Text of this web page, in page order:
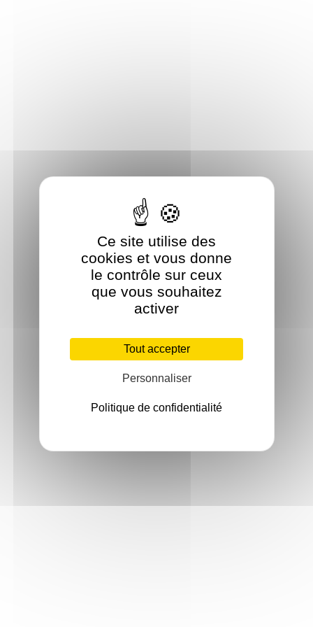
Ce site utilise des
cookies et vous donne
le contrôle sur ceux
que vous souhaitez
activer
Tout accepter
Personnaliser
Politique de confidentialité